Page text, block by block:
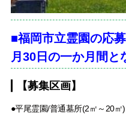
■福岡市立霊園の応
月30日の一か月間と
【募集区画】
●平尾霊園/普通墓所(2㎡～20㎡)